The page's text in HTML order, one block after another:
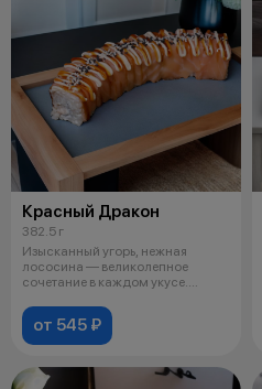
Красный Дракон
382.5 г
Изысканный угорь, нежная
лососина — великолепное
сочетание в каждом укусе.
от 545 ₽